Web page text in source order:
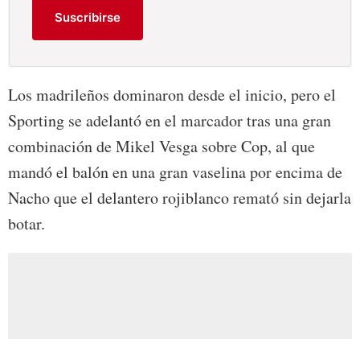
Suscribirse
Los madrileños dominaron desde el inicio, pero el
Sporting se adelantó en el marcador tras una gran
combinación de Mikel Vesga sobre Cop, al que
mandó el balón en una gran vaselina por encima de
Nacho que el delantero rojiblanco remató sin dejarla
botar.